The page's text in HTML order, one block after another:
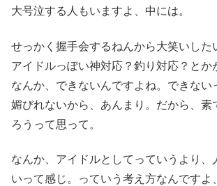
大号泣する人もいますよ、中には。
せっかく握手会するねんから大笑いした
アイドルっぽい神対応？釣り対応？とか
なんか、できないんですよね。できない
媚びれないから、あんまり。だから、素
ろうって思って。
なんか、アイドルとしてっていうより、
いって感じ。っていう考え方なんですよ